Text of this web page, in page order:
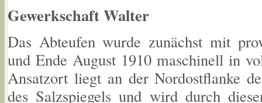
Gewerkschaft Walter
Das Abteufen wurde zunächst mit
und Ende August 1910 maschinell in
Ansatzort liegt an der Nordostflanke
des Salzspiegels und wird durch